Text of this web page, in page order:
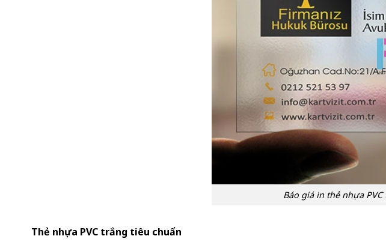
Báo giá in thẻ nhựa
Thẻ nhựa PVC trắng tiêu chuẩn